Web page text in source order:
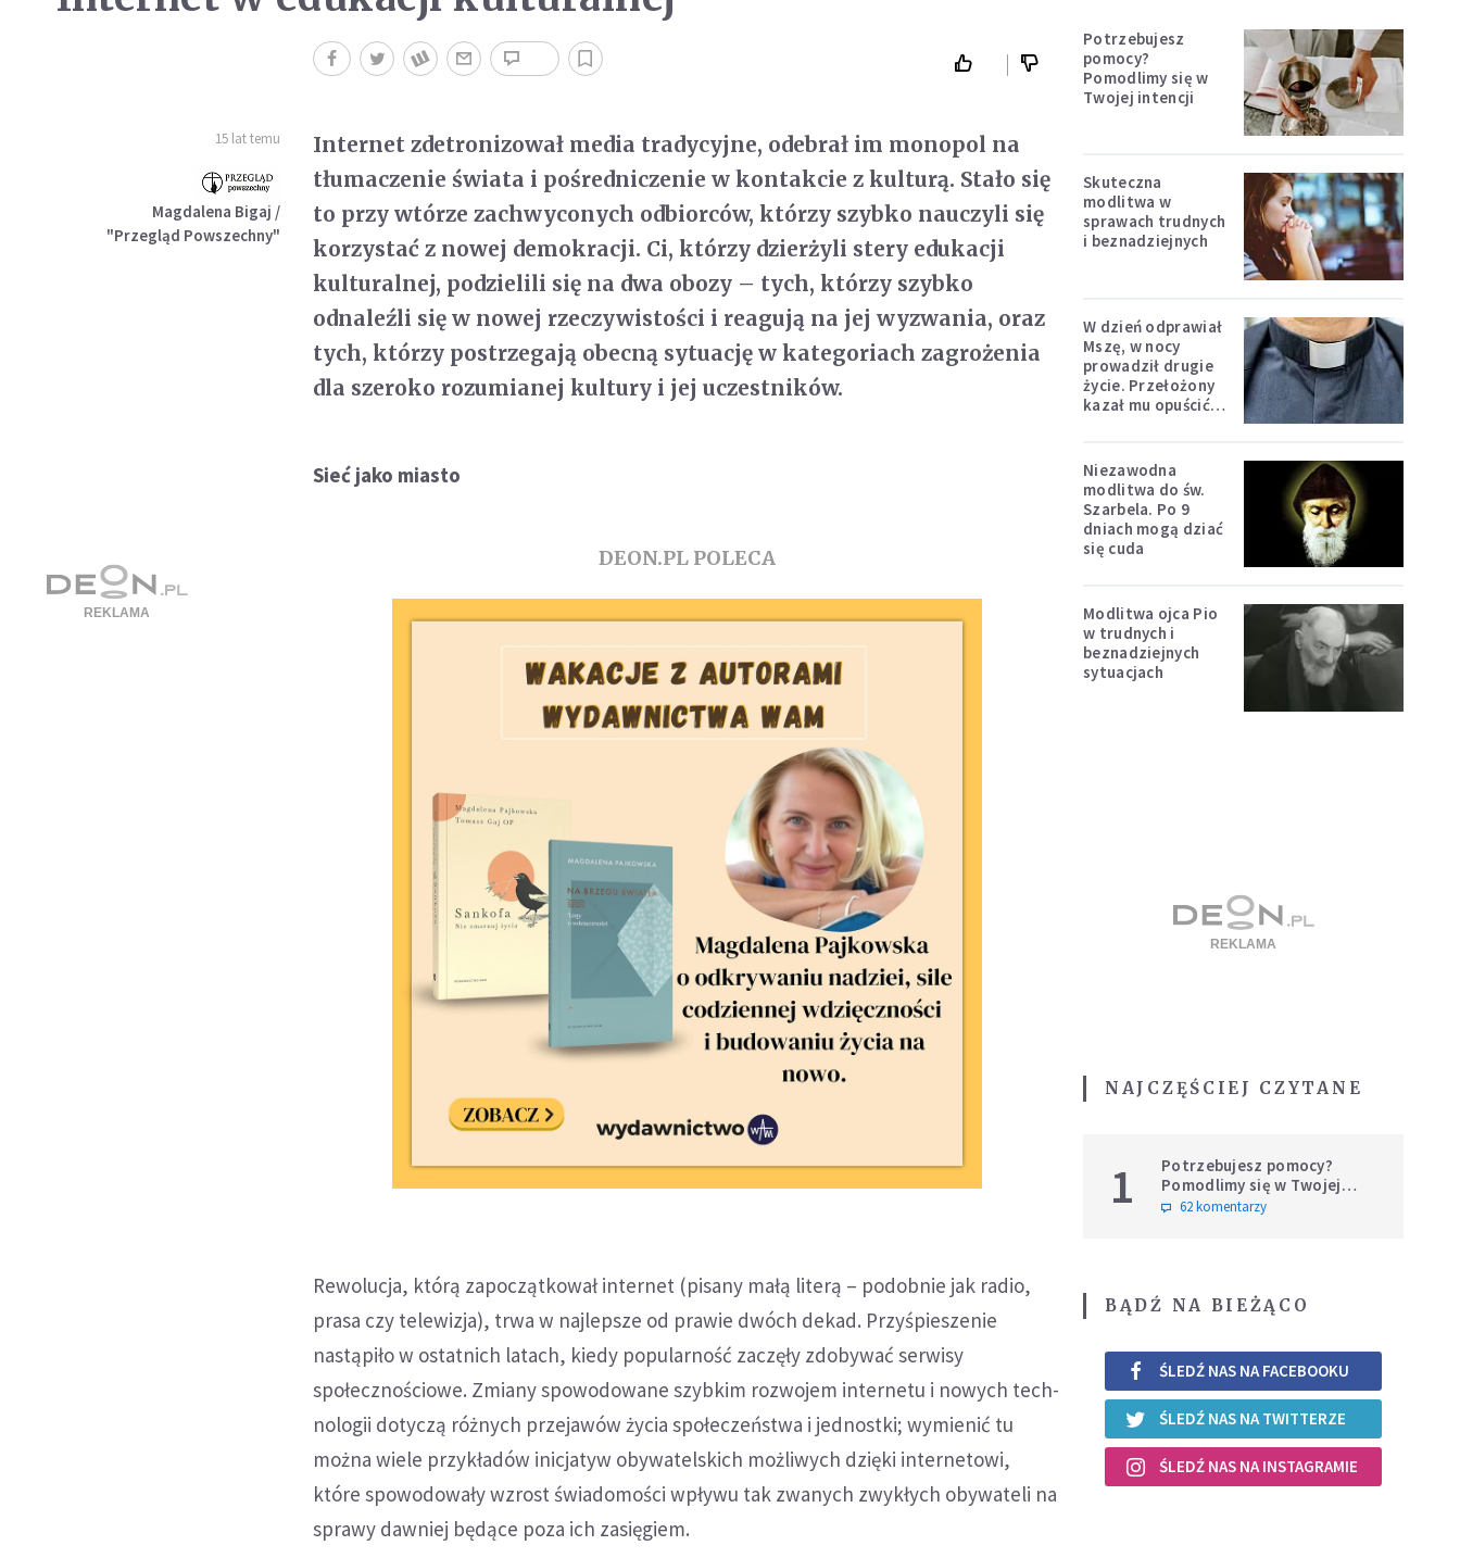
15 lat temu
Magdalena Bigaj /
"Przegląd Powszechny"
Internet zdetronizował media tradycyjne, odebrał im monopol na
tłumaczenie świata i pośredniczenie w kontakcie z kulturą. Stało się
to przy wtórze zachwyconych odbiorców, którzy szybko nauczyli się
korzystać z nowej demokracji. Ci, którzy dzierżyli ste­ry edukacji
kulturalnej, podzielili się na dwa obozy – tych, którzy szybko
odnaleźli się w nowej rzeczywistości i reagują na jej wy­zwania, oraz
tych, którzy postrzegają obecną sytuację w katego­riach zagrożenia
dla szeroko rozumianej kultury i jej uczestników.
Sieć jako miasto
DEON.PL POLECA
Rewolucja, którą zapoczątkował internet (pisany małą literą – podobnie jak radio,
prasa czy telewizja), trwa w najlepsze od prawie dwóch dekad. Przyśpieszenie
nastąpiło w ostatnich latach, kiedy popularność zaczęły zdobywać serwisy
społecznościowe. Zmiany spowodowane szybkim rozwojem internetu i nowych tech­
nologii dotyczą różnych przejawów życia społeczeństwa i jednost­ki; wymienić tu
można wiele przykładów inicjatyw obywatelskich możliwych dzięki internetowi,
które spowodowały wzrost świadomości wpływu tak zwanych zwykłych obywateli na
sprawy dawniej będące poza ich zasięgiem.
Potrzebujesz
pomocy?
Pomodlimy się w
Twojej intencji
Skuteczna
modlitwa w
sprawach trudnych
i beznadziejnych
W dzień odprawiał
Mszę, w nocy
prowadził drugie
życie. Przełożony
kazał mu opuścić
Niezawodna
modlitwa do św.
Szarbela. Po 9
dniach mogą dziać
się cuda
Modlitwa ojca Pio
w trudnych i
beznadziejnych
sytuacjach
NAJCZĘŚCIEJ CZYTANE
1
Potrzebujesz pomocy?
Pomodlimy się w Twojej
intencji
62 komentarzy
BĄDŹ NA BIEŻĄCO
ŚLEDŹ NAS NA FACEBOOKU
ŚLEDŹ NAS NA TWITTERZE
ŚLEDŹ NAS NA INSTAGRAMIE